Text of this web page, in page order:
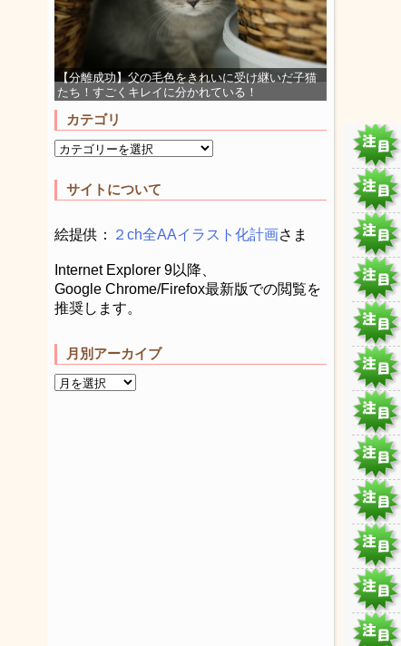
【分離成功】父の毛色をきれいに受け継いだ子猫
たち！すごくキレイに分かれている！
カテゴリ
サイトについて
絵提供： ２ch全AAイラスト化計画さま
Internet Explorer 9以降、
Google Chrome/Firefox最新版での閲覧を
推奨します。
月別アーカイブ